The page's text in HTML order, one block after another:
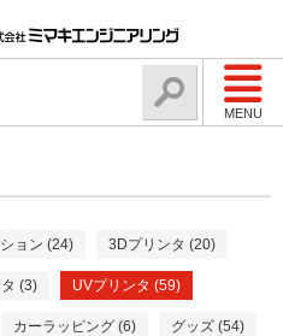
MENU
ョン (24) 3Dプリンタ (20)
(3) UVプリンタ (59)
カーラッピング (6) グッズ (54)